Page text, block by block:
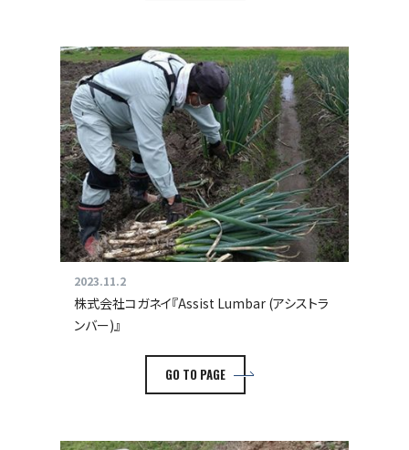
2023.11.2
株式会社コガネイ『Assist Lumbar (アシストラ
ンバー)』
GO TO PAGE